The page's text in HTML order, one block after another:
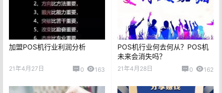
加盟POS机行业利润分析
21年4月27日 0 163
POS机行业何去何从？POS机
未来会消失吗？
21年4月28日 0 162